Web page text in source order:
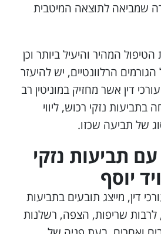
שמביאה לתוצאה המיטבית
המהיר והיעיל ביותר וכן
הגורמים הרלוונטיים, יש להיעזר
דין אשר מחזיק במוניטין רב
נזקי רכוש, ליווי
של תביעה שכזו.
תביעות נזקי
יוסף
דין, מייצג תובעים בתביעות
לרבות שריפות, הצפה, רשלנות